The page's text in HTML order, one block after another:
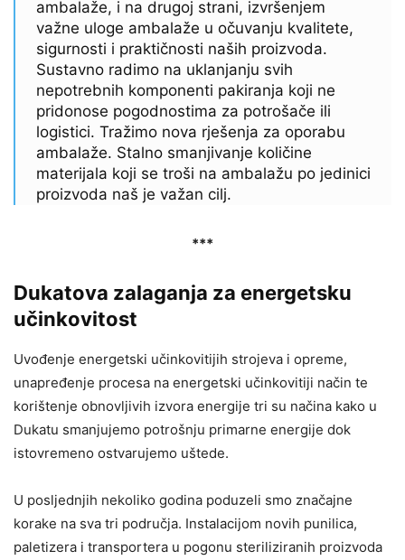
ambalaže, i na drugoj strani, izvršenjem
važne uloge ambalaže u očuvanju kvalitete,
sigurnosti i praktičnosti naših proizvoda.
Sustavno radimo na uklanjanju svih
nepotrebnih komponenti pakiranja koji ne
pridonose pogodnostima za potrošače ili
logistici. Tražimo nova rješenja za oporabu
ambalaže. Stalno smanjivanje količine
materijala koji se troši na ambalažu po jedinici
proizvoda naš je važan cilj.
***
Dukatova zalaganja za energetsku
učinkovitost
Uvođenje energetski učinkovitijih strojeva i opreme,
unapređenje procesa na energetski učinkovitiji način te
korištenje obnovljivih izvora energije tri su načina kako u
Dukatu smanjujemo potrošnju primarne energije dok
istovremeno ostvarujemo uštede.
U posljednjih nekoliko godina poduzeli smo značajne
korake na sva tri područja. Instalacijom novih punilica,
paletizera i transportera u pogonu steriliziranih proizvoda